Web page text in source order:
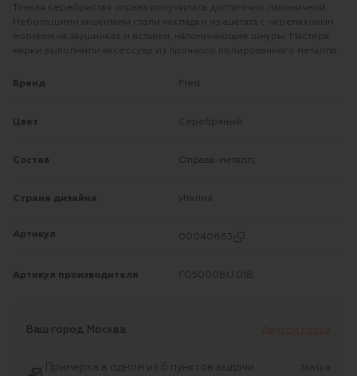
Тонкая серебристая оправа получилась достаточно лаконичной.
Небольшими акцентами стали накладки из ацетата с черепаховым
мотивом на заушниках и вставки, напоминающие шнуры. Мастера
марки выполнили аксессуар из прочного полированного металла.
Бренд Fred
Цвет Серебряный
Состав Оправа-металл;
Страна дизайна Италия
Артикул 00040863
Артикул производителя FG50008U 018
Ваш город Москва Другой город
Примерка в одном из 6 пунктов выдачи
Завтра